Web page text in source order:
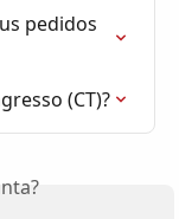
pedidos
(CT)?